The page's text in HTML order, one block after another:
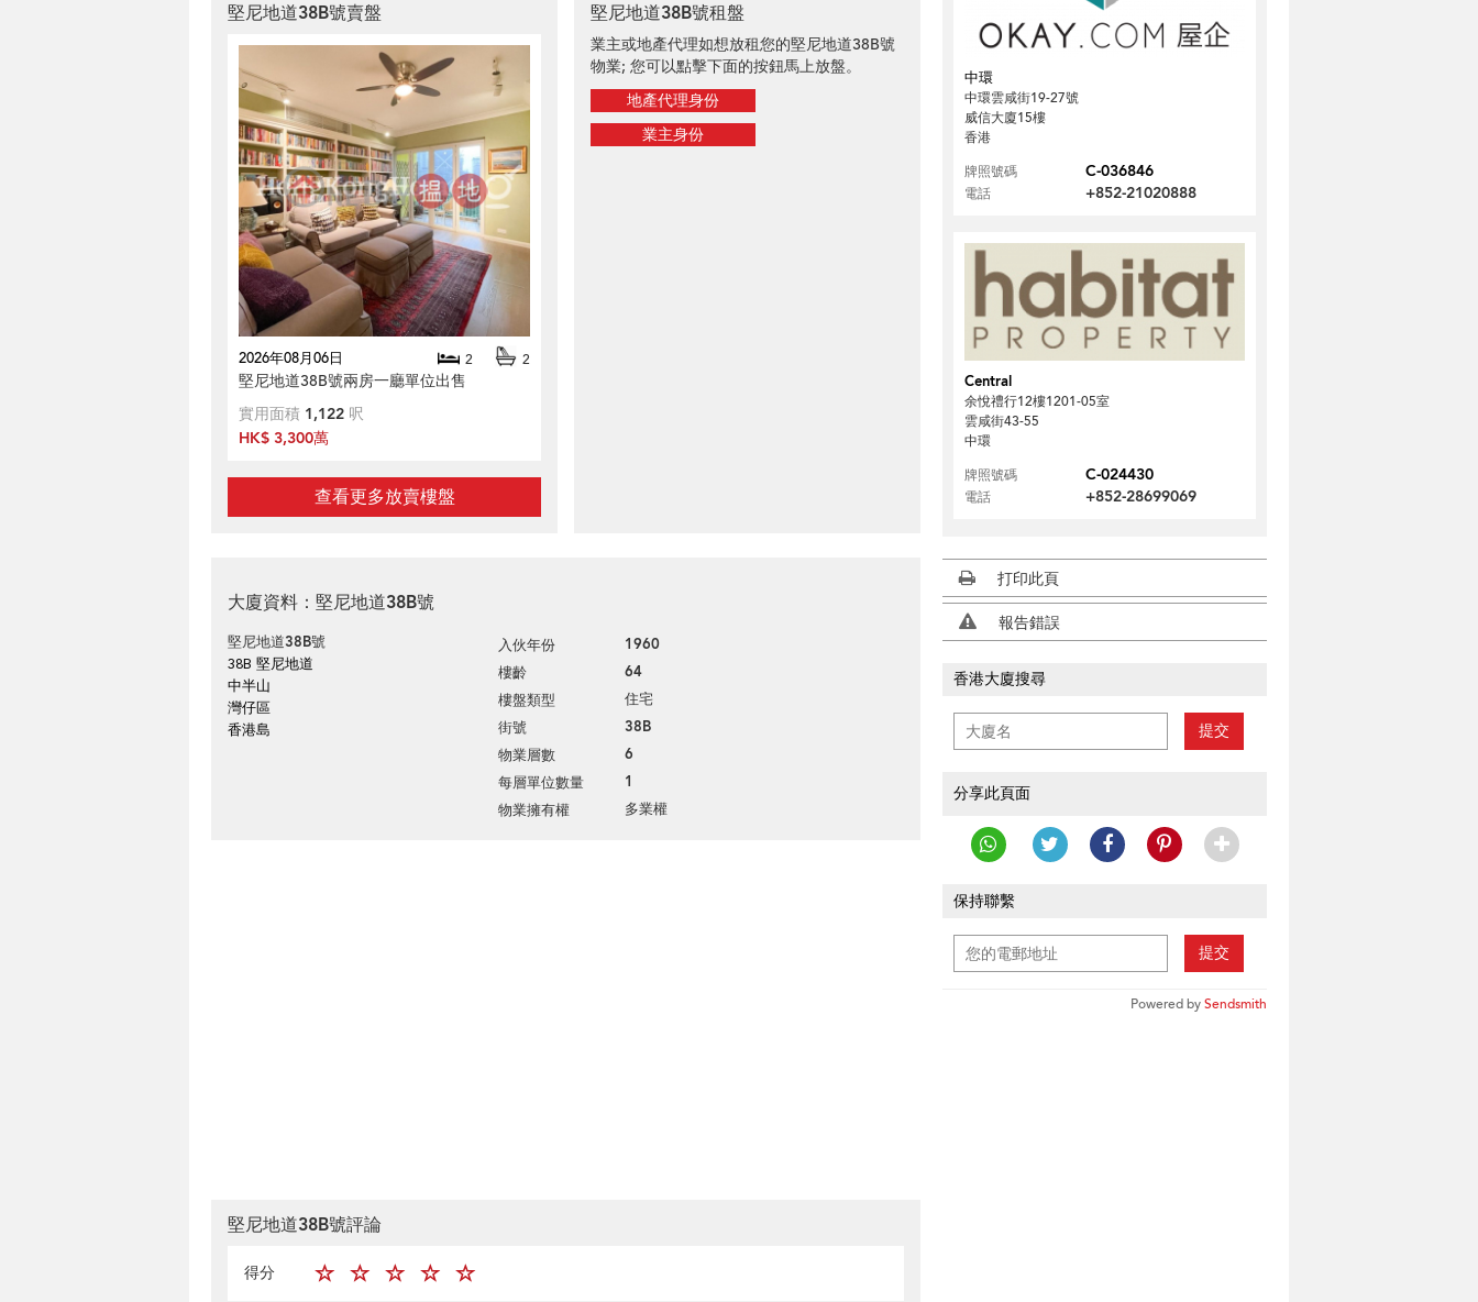
堅尼地道38B號賣盤
2026年08月06日 2 2
堅尼地道38B號兩房一廳單位出售
實用面積 1,122 呎
HK$ 3,300萬
查看更多放賣樓盤
堅尼地道38B號租盤
業主或地產代理如想放租您的堅尼地道38B號
物業; 您可以點擊下面的按鈕馬上放盤。
地產代理身份
業主身份
大廈資料：堅尼地道38B號
堅尼地道38B號
38B 堅尼地道
中半山
灣仔區
香港島
入伙年份 1960
樓齡 64
樓盤類型 住宅
街號 38B
物業層數 6
每層單位數量 1
物業擁有權 多業權
堅尼地道38B號評論
得分
中環
中環雲咸街19-27號
威信大廈15樓
香港
牌照號碼
C-036846
電話 +852-21020888
Central
余悅禮行12樓1201-05室
雲咸街43-55
中環
牌照號碼
C-024430
電話 +852-28699069
打印此頁
報告錯誤
香港大廈搜尋
提交
分享此頁面
保持聯繫
提交
Powered bySendsmith